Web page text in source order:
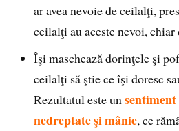
ar avea nevoie de ceilalţi,
ceilalţi au aceste nevoi, chiar
Îşi maschează dorinţele şi
ceilalţi să ştie ce îşi doresc
Rezultatul este un
nedreptate şi mânie, ce